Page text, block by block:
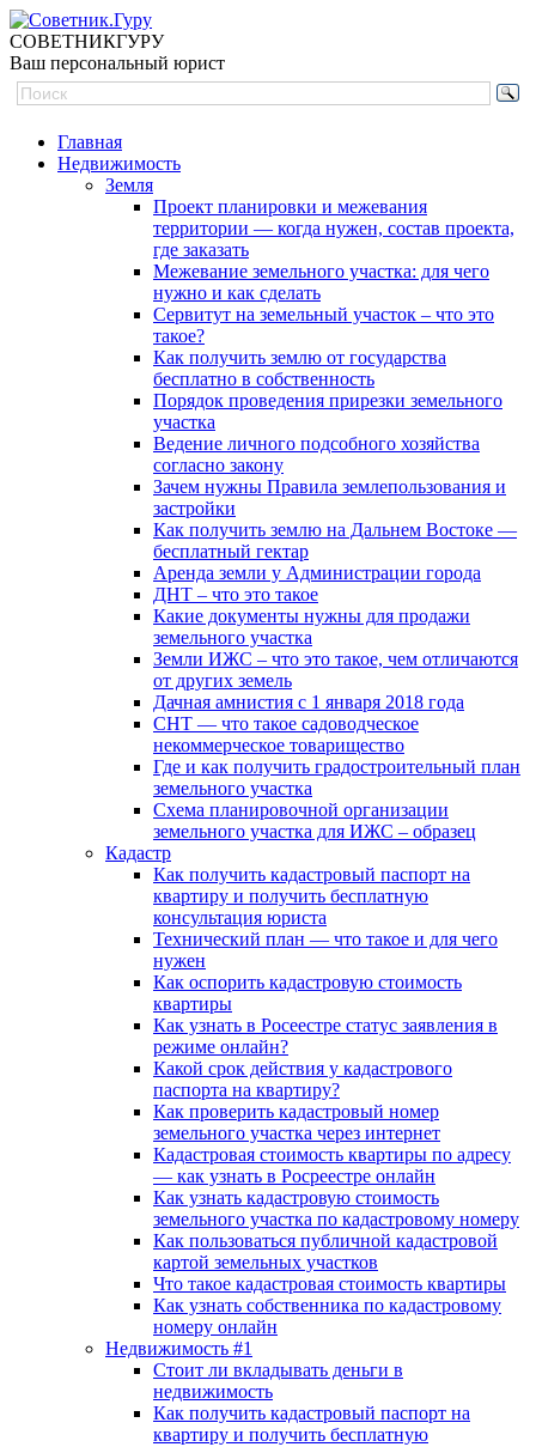
СОВЕТНИКГУРУ
Ваш персональный юрист
Главная
Недвижимость
Земля
Проект планировки и межевания
территории — когда нужен, состав проекта,
где заказать
Межевание земельного участка: для чего
нужно и как сделать
Сервитут на земельный участок – что это
такое?
Как получить землю от государства
бесплатно в собственность
Порядок проведения прирезки земельного
участка
Ведение личного подсобного хозяйства
согласно закону
Зачем нужны Правила землепользования и
застройки
Как получить землю на Дальнем Востоке —
бесплатный гектар
Аренда земли у Администрации города
ДНТ – что это такое
Какие документы нужны для продажи
земельного участка
Земли ИЖС – что это такое, чем отличаются
от других земель
Дачная амнистия с 1 января 2018 года
СНТ — что такое садоводческое
некоммерческое товарищество
Где и как получить градостроительный план
земельного участка
Схема планировочной организации
земельного участка для ИЖС – образец
Кадастр
Как получить кадастровый паспорт на
квартиру и получить бесплатную
консультация юриста
Технический план — что такое и для чего
нужен
Как оспорить кадастровую стоимость
квартиры
Как узнать в Росеестре статус заявления в
режиме онлайн?
Какой срок действия у кадастрового
паспорта на квартиру?
Как проверить кадастровый номер
земельного участка через интернет
Кадастровая стоимость квартиры по адресу
— как узнать в Росреестре онлайн
Как узнать кадастровую стоимость
земельного участка по кадастровому номеру
Как пользоваться публичной кадастровой
картой земельных участков
Что такое кадастровая стоимость квартиры
Как узнать собственника по кадастровому
номеру онлайн
Недвижимость #1
Стоит ли вкладывать деньги в
недвижимость
Как получить кадастровый паспорт на
квартиру и получить бесплатную